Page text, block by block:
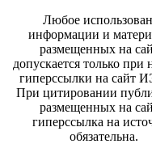
Любое
информации и
размещенных на
допускается только при
гиперссылки на сайт
При цитировании
размещенных на
гиперссылка на
обязательна.